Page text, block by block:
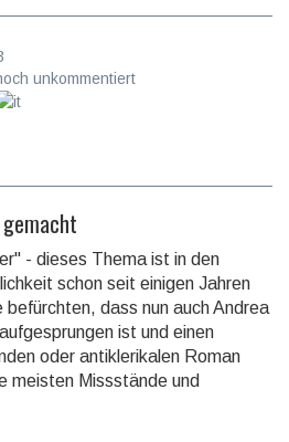
unkommentiert
- dieses Thema ist in den
schon seit einigen Jahren
dass nun auch Andrea
ist und einen
oder antiklerikalen Roman
meisten Missstände und